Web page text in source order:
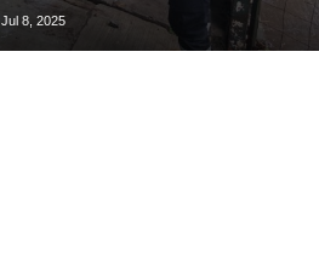
Jul 8, 2025